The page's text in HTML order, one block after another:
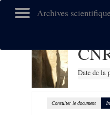
Archives
Date de la
Consulter le document